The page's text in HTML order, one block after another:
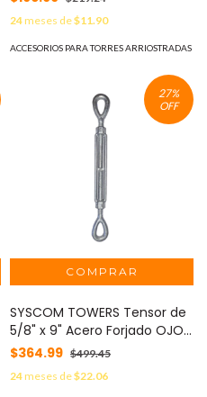
clase A. MOD: S-RET-
474CAM*10MTS
24meses de$11.90
ACCESORIOS PARA TORRES ARRIOSTRADAS
27%
OFF
SYSCOM TOWERS Tensor de
5/8" x 9" Acero Forjado OJO-
OJO Galv. Inmersión en
Caliente (Carga Max. 3500
lbs). TEN5/8X9OOJ
$364.99 $499.45
24meses de$22.06